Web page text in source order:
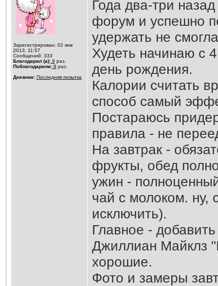
Зарегистрирован: 02 янв
2013, 11:57
Сообщений: 333
Благодарил (а):9 раз.
Поблагодарили:8 раз.
Дневник: Последняя попытка
Года два-три
форум и успешно
удержать не
Худеть начинаю с
день рождения.
Калории считать
способ самый
Постараюсь
правила - не
На завтрак -
фрукты, обед
ужин -
чай с молоком. ну,
исключить).
Главное -
Джиллиан Майклз
хорошие.
Фото и замеры